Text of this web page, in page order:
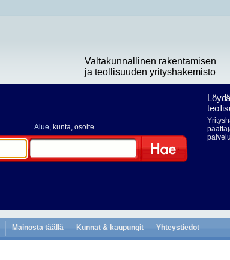
Valtakunnallinen rakentamisen
ja teollisuuden yrityshakemisto
Alue, kunta, osoite
Mainosta täällä Kunnat & kaupungit Yhteystiedot